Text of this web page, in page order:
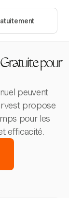
pour
peuvent
propose
pour les
efficacité.